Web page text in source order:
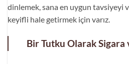
dinlemek, sana en uygun tavsiyeyi
keyifli hale getirmek için varız.
Bir Tutku Olarak